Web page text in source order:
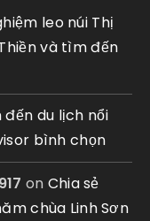
leo núi Thị
và tìm đến
đến du lịch nổi
bình chọn
on Chia sẻ
chùa Linh Sơn